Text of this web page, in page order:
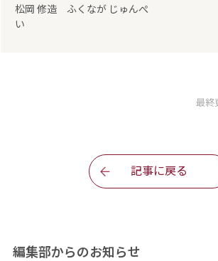
松岡 修造 ふくなが じゅんぺ
い
最終
記事に戻る
編集部からのお知らせ